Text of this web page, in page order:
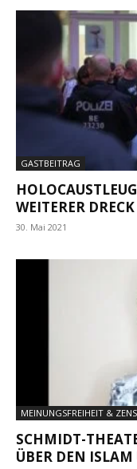
GASTBEITRAG
WEITERER
30. Mai 2021
MEINUNGSFREIHEIT &
SCHMIDT-
ÜBER DEN ISLAM